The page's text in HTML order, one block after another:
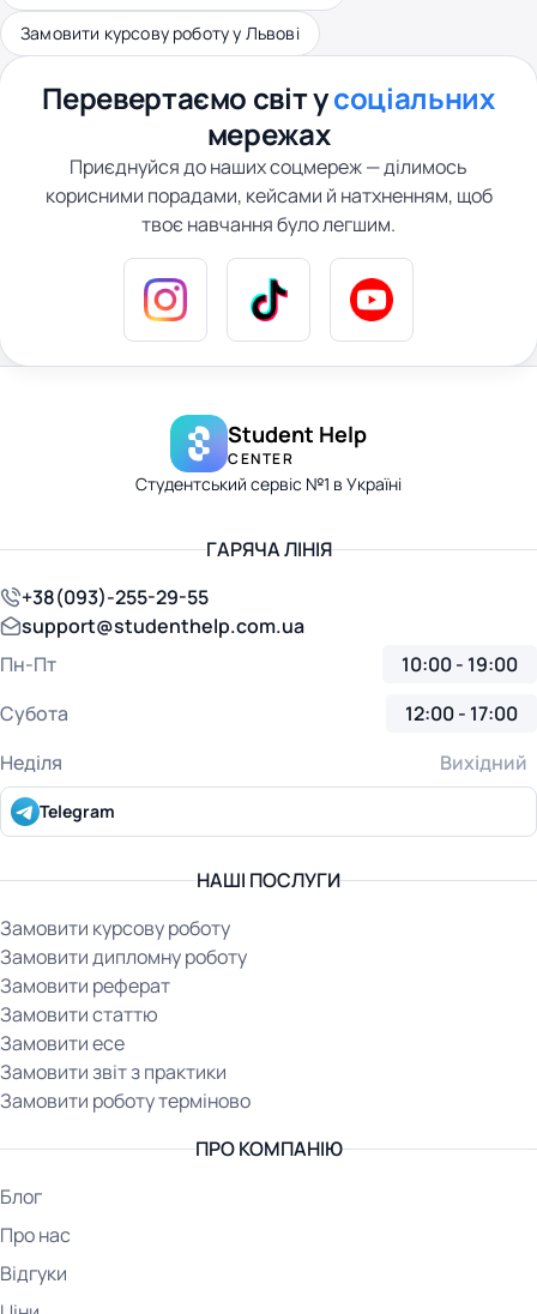
Замовити курсову роботу у Львові
Перевертаємо світ усоціальних
мережах
Приєднуйся до наших соцмереж — ділимось
корисними порадами, кейсами й натхненням, щоб
твоє навчання було легшим.
Student Help
CENTER
Студентський сервіс №1 в Україні
НАШІ ПОСЛУГИ
Замовити курсову роботу
Замовити дипломну роботу
Замовити реферат
Замовити статтю
Замовити есе
Замовити звіт з практики
Замовити роботу терміново
ПРО КОМПАНІЮ
Блог
Про нас
Відгуки
ГАРЯЧА ЛІНІЯ
+38(093)-255-29-55
support@studenthelp.com.ua
Пн-Пт
10:00 - 19:00
Субота
12:00 - 17:00
Неділя
Вихідний
Telegram